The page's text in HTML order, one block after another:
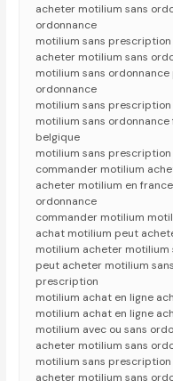
acheter motilium sans
ordonnance
motilium sans
acheter motilium sans
motilium sans
ordonnance
motilium sans
motilium sans
belgique
motilium sans
commander motilium
acheter motilium en
ordonnance
commander motilium
achat motilium peut
motilium acheter motilium
peut acheter motilium
prescription
motilium achat en ligne
motilium achat en ligne
motilium avec ou sans
acheter motilium sans
motilium sans
acheter motilium sans